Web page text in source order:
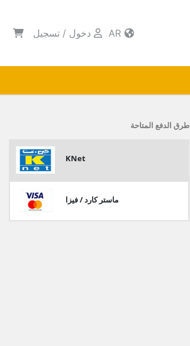
دخول / تسجيل
طرق الدفع المتاحة
KNet
ماستر كارد / فيزا